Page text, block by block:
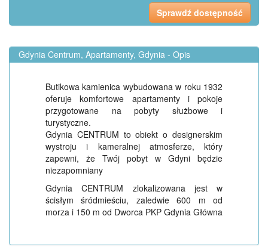
Gdynia Centrum, Apartamenty, Gdynia - Opis
Butikowa kamienica wybudowana w roku 1932
oferuje komfortowe apartamenty i pokoje
przygotowane na pobyty służbowe i
turystyczne.
Gdynia CENTRUM to obiekt o designerskim
wystroju i kameralnej atmosferze, który
zapewni, że Twój pobyt w Gdyni będzie
niezapomniany
Gdynia CENTRUM zlokalizowana jest w
ścisłym śródmieściu, zaledwie 600 m od
morza i 150 m od Dworca PKP Gdynia Główna